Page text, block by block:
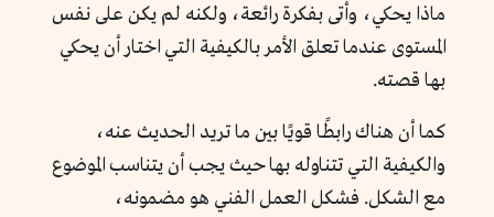
ماذا يحكي، وأتى بفكرة رائعة، ولكنه لم يكن على نفس
المستوى عندما تعلق الأمر بالكيفية التي اختار أن يحكي
بها قصته.
كما أن هناك رابطًا قويًا بين ما تريد الحديث عنه،
والكيفية التي تتناوله بها حيث يجب أن يتناسب الموضوع
مع الشكل. فشكل العمل الفني هو مضمونه،